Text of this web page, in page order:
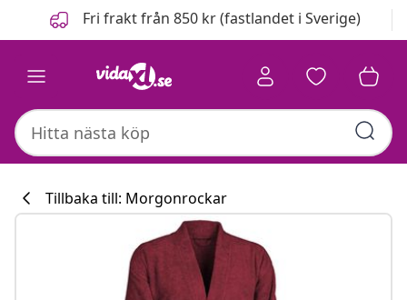
FöregåendeFri frakt från 850 kr (fastlandet i Sverige)
Tillbaka till: Morgonrockar